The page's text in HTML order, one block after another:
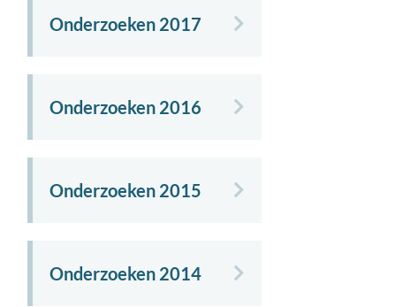
Onderzoeken 2017
Onderzoeken 2016
Onderzoeken 2015
Onderzoeken 2014